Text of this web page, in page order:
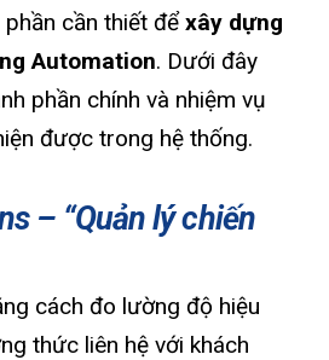
phần cần thiết đểxây dựng
Automation. Dưới đây
phần chính và nhiệm vụ
được trong hệ thống.
– “Quản lý chiến
cách đo lường độ hiệu
thức liên hệ với khách